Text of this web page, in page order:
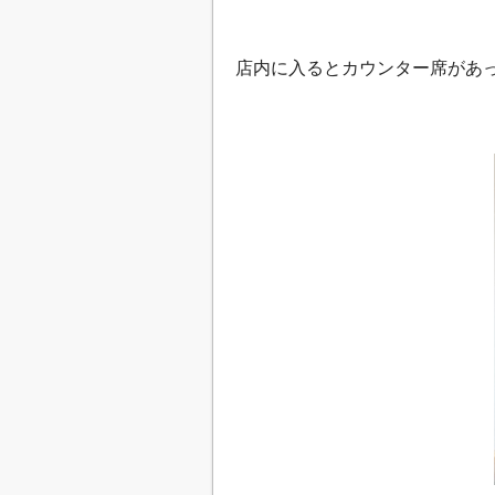
店内に入るとカウンター席があ